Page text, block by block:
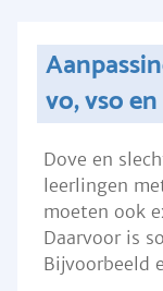
vo, vso
Dove en
leerlingen
moeten ook
Daarvoor is
Bijvoorbeeld